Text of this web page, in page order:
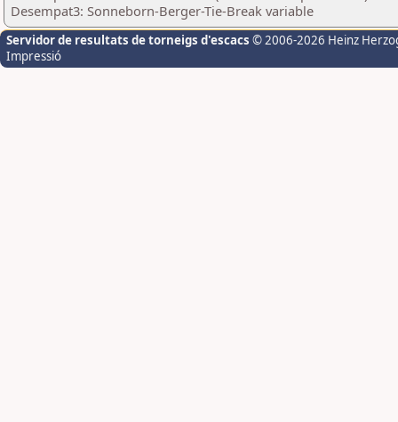
Desempat3: Sonneborn-Berger-Tie-Break variable
Servidor de resultats de torneigs d'escacs © 2006-2026 Heinz
Impressió